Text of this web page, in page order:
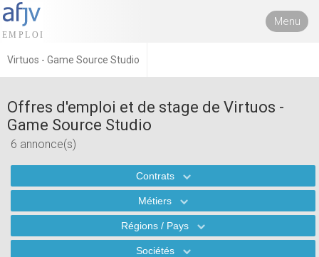
Menu
Virtuos - Game Source Studio
Offres d'emploi et de stage de Virtuos -
Game Source Studio
6 annonce(s)
Contrats
Métiers
Régions / Pays
Sociétés